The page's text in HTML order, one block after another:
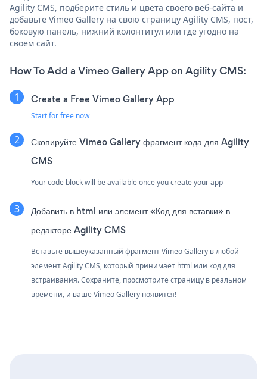
Agility CMS, подберите стиль и цвета своего веб-сайта и
добавьте Vimeo Gallery на свою страницу Agility CMS, пост,
боковую панель, нижний колонтитул или где угодно на
своем сайт.
How To Add a Vimeo Gallery App on Agility CMS:
Create a Free Vimeo Gallery App
Start for free now
Скопируйте Vimeo Gallery фрагмент кода для Agility
CMS
Your code block will be available once you create your app
Добавить в html или элемент «Код для вставки» в
редакторе Agility CMS
Вставьте вышеуказанный фрагмент Vimeo Gallery в любой
элемент Agility CMS, который принимает html или код для
встраивания. Сохраните, просмотрите страницу в реальном
времени, и ваше Vimeo Gallery появится!